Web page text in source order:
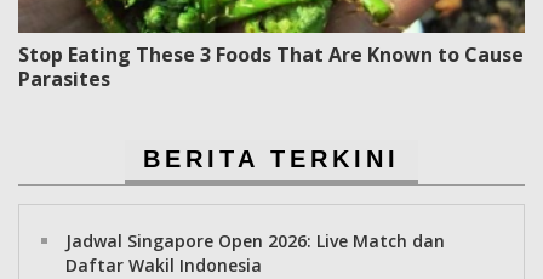
Stop Eating These 3 Foods That Are Known to Cause
Parasites
BERITA TERKINI
Jadwal Singapore Open 2026: Live Match dan
Daftar Wakil Indonesia